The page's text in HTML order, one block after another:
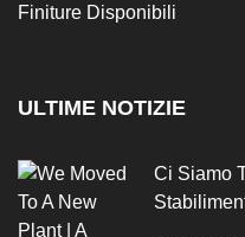
Finiture Disponibili
ULTIME NOTIZIE
Ci Siamo